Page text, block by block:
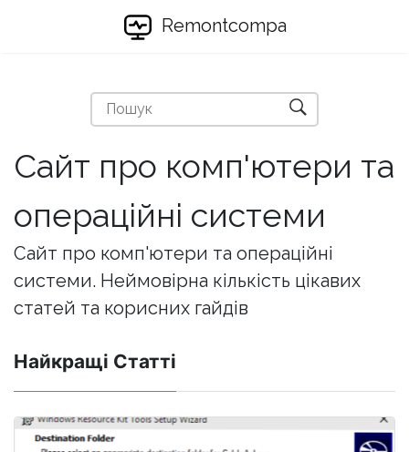
Remontcompa
Сайт про комп'ютери та
операційні системи
Сайт про комп'ютери та операційні
системи. Неймовірна кількість цікавих
статей та корисних гайдів
Найкращі Статті